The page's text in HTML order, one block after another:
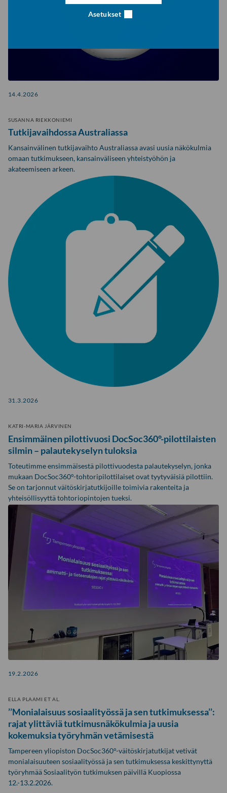
Asetukset
14.4.2026
SUSANNA RIEKKONIEMI
Tutkijavaihdossa Australiassa
Kansainvälinen tutkijavaihto Australiassa avasi uusia näkökulmia
omaan tutkimukseen, kansainväliseen yhteistyöhön ja
akateemiseen arkeen.
31.3.2026
KATRI-MARIA JÄRVINEN
Ensimmäinen pilottivuosi DocSoc360°-pilottilaisten
silmin – palautekyselyn tuloksia
Toteutimme ensimmäisestä pilottivuodesta palautekyselyn, jonka
mukaan DocSoc360°-tohtoripilottilaiset ovat tyytyväisiä pilottiin.
Se on tarjonnut väitöskirjatutkijoille toimivia rakenteita ja
yhteisöllisyyttä tohtoriopintojen tueksi.
19.2.2026
ELLA PLAAMI ET AL.
’’Monialaisuus sosiaalityössä ja sen tutkimuksessa’’:
rajat ylittäviä tutkimusnäkökulmia ja uusia
kokemuksia työryhmän vetämisestä
Tampereen yliopiston DocSoc360°-väitöskirjatutkijat vetivät
monialaisuuteen sosiaalityössä ja sen tutkimuksessa keskittynyttä
työryhmää Sosiaalityön tutkimuksen päivillä Kuopiossa
12.-13.2.2026.